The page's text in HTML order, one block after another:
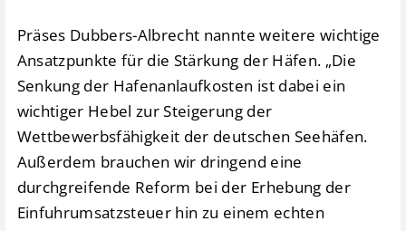
Präses Dubbers-Albrecht nannte weitere wichtige
Ansatzpunkte für die Stärkung der Häfen. „Die
Senkung der Hafenanlaufkosten ist dabei ein
wichtiger Hebel zur Steigerung der
Wettbewerbsfähigkeit der deutschen Seehäfen.
Außerdem brauchen wir dringend eine
durchgreifende Reform bei der Erhebung der
Einfuhrumsatzsteuer hin zu einem echten